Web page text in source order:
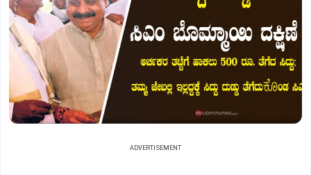
ADVERTISEMENT